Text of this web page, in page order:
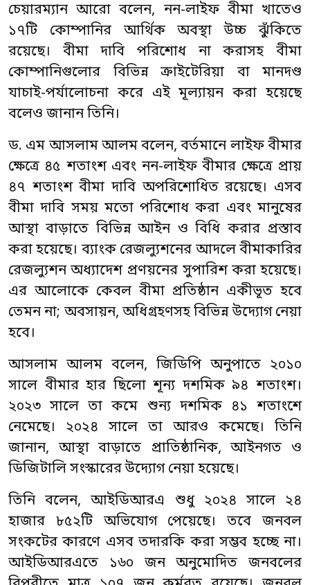
চেয়ারম্যান আরো বলেন, নন-লাইফ বীমা খাতেও
১৭টি কোম্পানির আর্থিক অবস্থা উচ্চ ঝুঁকিতে
রয়েছে। বীমা দাবি পরিশোধ না করাসহ বীমা
কোম্পানিগুলোর বিভিন্ন ক্রাইটেরিয়া বা মানদণ্ড
যাচাই-পর্যালোচনা করে এই মূল্যায়ন করা হয়েছে
বলেও জানান তিনি।
ড. এম আসলাম আলম বলেন, বর্তমানে লাইফ বীমার
ক্ষেত্রে ৪৫ শতাংশ এবং নন-লাইফ বীমার ক্ষেত্রে প্রায়
৪৭ শতাংশ বীমা দাবি অপরিশোধিত রয়েছে। এসব
বীমা দাবি সময় মতো পরিশোধ করা এবং মানুষের
আস্থা বাড়াতে বিভিন্ন আইন ও বিধি করার প্রস্তাব
করা হয়েছে। ব্যাংক রেজল্যুশনের আদলে বীমাকারির
রেজল্যুশন অধ্যাদেশ প্রণয়নের সুপারিশ করা হয়েছে।
এর আলোকে কেবল বীমা প্রতিষ্ঠান একীভূত হবে
তেমন না; অবসায়ন, অধিগ্রহণসহ বিভিন্ন উদ্যোগ নেয়া
হবে।
আসলাম আলম বলেন, জিডিপি অনুপাতে ২০১০
সালে বীমার হার ছিলো শূন্য দশমিক ৯৪ শতাংশ।
২০২৩ সালে তা কমে শুন্য দশমিক ৪১ শতাংশে
নেমেছে। ২০২৪ সালে তা আরও কমেছে। তিনি
জানান, আস্থা বাড়াতে প্রাতিষ্ঠানিক, আইনগত ও
ডিজিটালি সংস্কারের উদ্যোগ নেয়া হয়েছে।
তিনি বলেন, আইডিআরএ শুধু ২০২৪ সালে ২৪
হাজার ৮৫২টি অভিযোগ পেয়েছে। তবে জনবল
সংকটের কারণে এসব তদারকি করা সম্ভব হচ্ছে না।
আইডিআরএতে ১৬০ জন অনুমোদিত জনবলের